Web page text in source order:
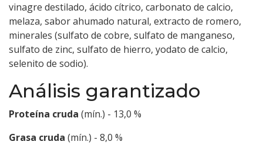
vinagre destilado, ácido cítrico, carbonato de calcio,
melaza, sabor ahumado natural, extracto de romero,
minerales (sulfato de cobre, sulfato de manganeso,
sulfato de zinc, sulfato de hierro, yodato de calcio,
selenito de sodio).
Análisis garantizado
Proteína cruda (mín.) - 13,0 %
Grasa cruda (mín.) - 8,0 %